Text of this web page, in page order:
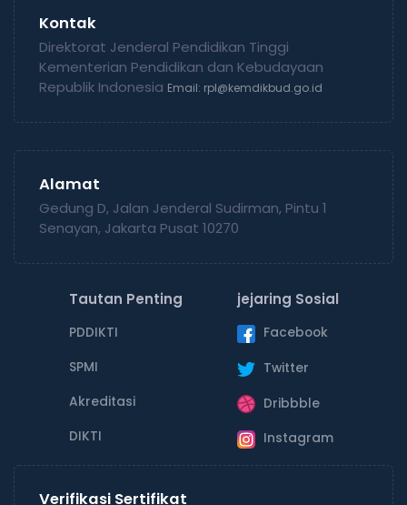
Kontak
Direktorat Jenderal Pendidikan Tinggi
Kementerian Pendidikan dan Kebudayaan
Republik Indonesia Email: rpl@kemdikbud.go.id
Alamat
Gedung D, Jalan Jenderal Sudirman, Pintu 1
Senayan, Jakarta Pusat 10270
Tautan Penting
PDDIKTI
SPMI
Akreditasi
DIKTI
jejaring Sosial
Facebook
Twitter
Dribbble
Instagram
Verifikasi Sertifikat